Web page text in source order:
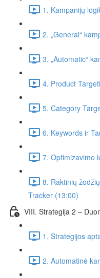
1. Kampanijų
2. „General“
3. „Automatic“
4. Product
5. Category
6. Keywords ir
7. Optimizavimo
8. Raktinių
Tracker (13:00)
VIII. Strategija 2 –
1. Strategijos
2. Automatinė